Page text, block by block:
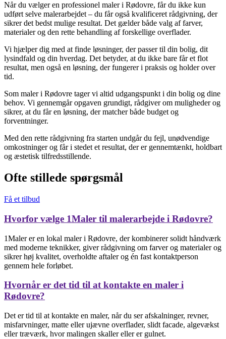
Når du vælger en professionel maler i Rødovre, får du ikke kun
udført selve malerarbejdet – du får også kvalificeret rådgivning, der
sikrer det bedst mulige resultat. Det gælder både valg af farver,
materialer og den rette behandling af forskellige overflader.
Vi hjælper dig med at finde løsninger, der passer til din bolig, dit
lysindfald og din hverdag. Det betyder, at du ikke bare får et flot
resultat, men også en løsning, der fungerer i praksis og holder over
tid.
Som maler i Rødovre tager vi altid udgangspunkt i din bolig og dine
behov. Vi gennemgår opgaven grundigt, rådgiver om muligheder og
sikrer, at du får en løsning, der matcher både budget og
forventninger.
Med den rette rådgivning fra starten undgår du fejl, unødvendige
omkostninger og får i stedet et resultat, der er gennemtænkt, holdbart
og æstetisk tilfredsstillende.
Ofte stillede spørgsmål
Få et tilbud
Hvorfor vælge 1Maler til malerarbejde i Rødovre?
1Maler er en lokal maler i Rødovre, der kombinerer solidt håndværk
med moderne teknikker, giver rådgivning om farver og materialer og
sikrer høj kvalitet, overholdte aftaler og én fast kontaktperson
gennem hele forløbet.
Hvornår er det tid til at kontakte en maler i
Rødovre?
Det er tid til at kontakte en maler, når du ser afskalninger, revner,
misfarvninger, matte eller ujævne overflader, slidt facade, algevækst
eller træværk, hvor malingen skaller eller er gulnet.